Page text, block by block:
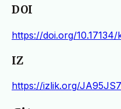
DOI
https://doi.org/
IZ
https://izlik.org/